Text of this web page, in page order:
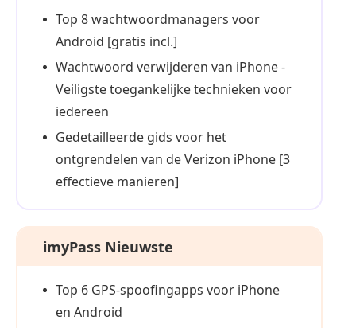
Top 8 wachtwoordmanagers voor
Android [gratis incl.]
Wachtwoord verwijderen van iPhone -
Veiligste toegankelijke technieken voor
iedereen
Gedetailleerde gids voor het
ontgrendelen van de Verizon iPhone [3
effectieve manieren]
imyPass Nieuwste
Top 6 GPS-spoofingapps voor iPhone
en Android